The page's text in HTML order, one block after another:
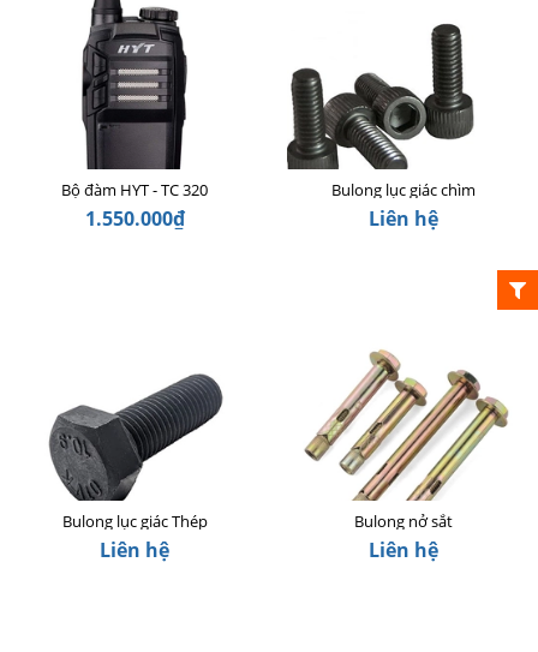
Bộ đàm HYT - TC 320
1.550.000₫
Bulong lục giác chìm
Liên hệ
Bulong lục giác Thép
Liên hệ
Bulong nở sắt
Liên hệ